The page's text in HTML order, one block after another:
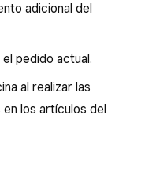
adicional del
pedido actual.
al realizar las
los artículos del